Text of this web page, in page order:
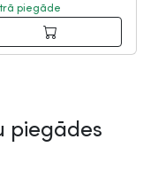
piegāde
piegādes